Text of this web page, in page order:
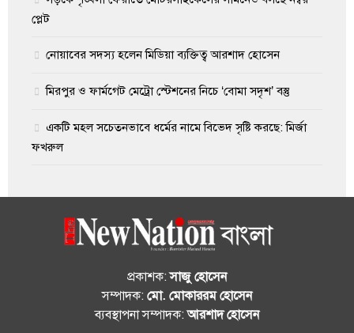
প্লেট
নোয়াবের সদস্য হলেন মিডিয়া ব্যক্তিত্ব আরশাদ হোসেন
মিরপুর ও ফার্মগেট মেট্রো স্টেশনের নিচে ‘বোমা সদৃশ’ বস্তু
একটি মহল সচেতনভাবে ধর্মের নামে বিভেদ সৃষ্টি করছে: মির্জা
ফখরুল
প্রকাশক:সাজু হোসেন
সম্পাদক: মো. মোকাররম হোসেন
ব্যবস্থাপনা সম্পাদক:আরশাদ হোসেন